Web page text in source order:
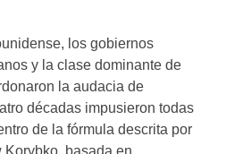
los gobiernos
y la clase dominante de
la audacia de
décadas impusieron todas
de la fórmula descrita por
basada en